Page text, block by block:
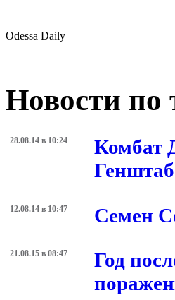
Odessa Daily
Новости по
28.08.14 в 10:24
Комбат
Генштаб
12.08.14 в 10:47 Семен
21.08.15 в 08:47
Год